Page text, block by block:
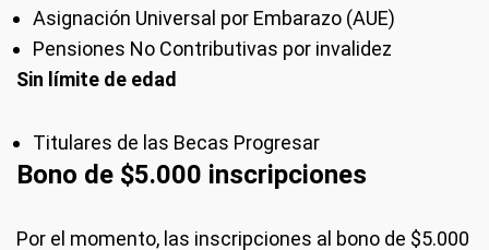
Asignación Universal por Embarazo (AUE)
Pensiones No Contributivas por invalidez
Sin límite de edad
Titulares de las Becas Progresar
Bono de $5.000 inscripciones
Por el momento, las inscripciones al bono de $5.000